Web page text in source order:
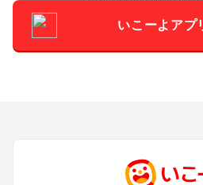
いこーよアプ